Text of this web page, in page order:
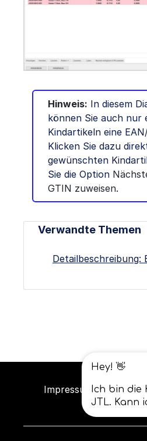
Hinweis: In diesem
können Sie auch nur
Kindartikeln eine
Klicken Sie dazu
gewünschten
Sie die Option
GTIN zuweisen.
Verwandte Themen
Detailbeschreibung:
Impressum